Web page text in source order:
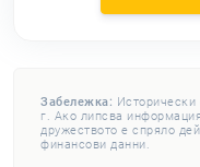
Забележка:
г. Ако липсва
дружеството е спряло
финансови данни.